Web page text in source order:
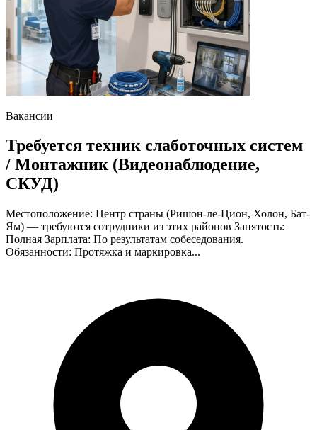
Вакансии
Требуется техник слаботочных систем
/ Монтажник (Видеонаблюдение,
СКУД)
Местоположение: Центр страны (Ришон-ле-Цион, Холон, Бат-
Ям) — требуются сотрудники из этих районов Занятость:
Полная Зарплата: По результатам собеседования.
Обязанности: Протяжка и маркировка...